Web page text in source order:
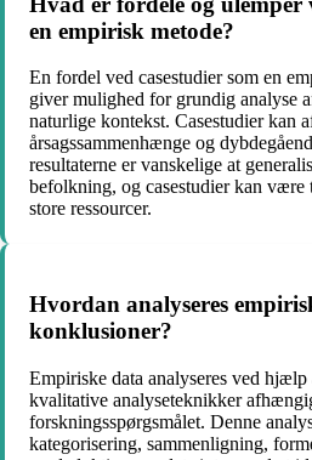
en empirisk metode?
En fordel ved casestudier som en
giver mulighed for grundig analyse
naturlige kontekst. Casestudier kan
årsagssammenhænge og
resultaterne er vanskelige at
befolkning, og casestudier kan
store ressourcer.
Hvordan analyseres
konklusioner?
Empiriske data analyseres ved
kvalitative analyseteknikker
forskningsspørgsmålet. Denne
kategorisering, sammenligning,